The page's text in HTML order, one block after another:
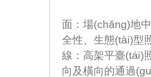
面：場(chǎng)地
全性、生態(tài)型照
線：高架平臺(tái)
向及橫向的通過